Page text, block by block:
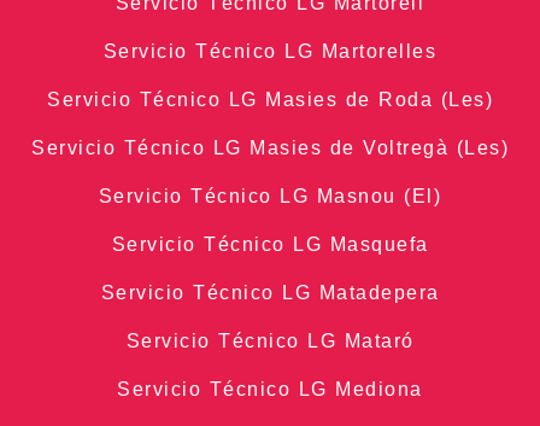
Servicio Técnico LG Martorelles
Servicio Técnico LG Masies de Roda (Les)
Servicio Técnico LG Masies de Voltregà (Les)
Servicio Técnico LG Masnou (El)
Servicio Técnico LG Masquefa
Servicio Técnico LG Matadepera
Servicio Técnico LG Mataró
Servicio Técnico LG Mediona